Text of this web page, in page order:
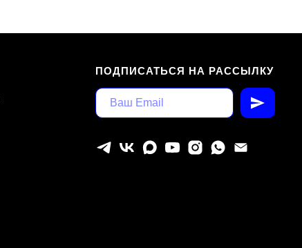
ПОДПИСАТЬСЯ НА РАССЫЛКУ